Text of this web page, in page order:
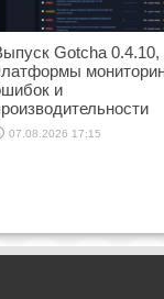
Gotcha 0.4.10,
и
07.08.2026 17:15